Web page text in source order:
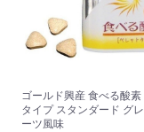
ゴールド興産 食べる酸素
タイプ スタンダード グ
ーツ風味